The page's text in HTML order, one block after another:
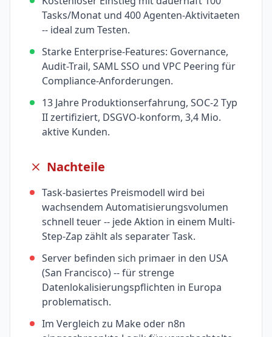
Tasks/Monat und 400 Agenten-Aktivitaeten
-- ideal zum Testen.
Starke Enterprise-Features: Governance,
Audit-Trail, SAML SSO und VPC Peering für
Compliance-Anforderungen.
13 Jahre Produktionserfahrung, SOC-2 Typ
II zertifiziert, DSGVO-konform, 3,4 Mio.
aktive Kunden.
Nachteile
Task-basiertes Preismodell wird bei
wachsendem Automatisierungsvolumen
schnell teuer -- jede Aktion in einem Multi-
Step-Zap zählt als separater Task.
Server befinden sich primaer in den USA
(San Francisco) -- für strenge
Datenlokalisierungspflichten in Europa
problematisch.
Im Vergleich zu Make oder n8n